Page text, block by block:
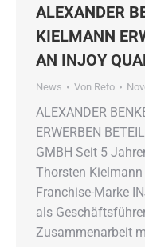
ALEXANDER
KIELMANN
AN INJOY
News Von Reto
ALEXANDER
ERWERBEN
GMBH Seit 5
Thorsten
Franchise-Marke
als
Zusammenarbeit